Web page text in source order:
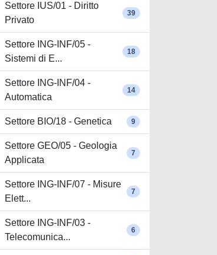
Settore IUS/01 - Diritto
Privato
39
Settore ING-INF/05 -
Sistemi di E...
18
Settore ING-INF/04 -
Automatica
14
Settore BIO/18 - Genetica 9
Settore GEO/05 - Geologia
Applicata
7
Settore ING-INF/07 - Misure
Elett...
7
Settore ING-INF/03 -
Telecomunica...
6